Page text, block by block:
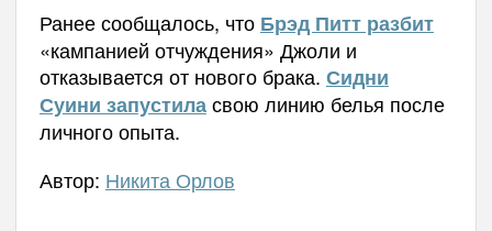
Ранее сообщалось, что Брэд Питт разбит
«кампанией отчуждения» Джоли и
отказывается от нового брака. Сидни
Суини запустиласвою линию белья после
личного опыта.
Автор: Никита Орлов